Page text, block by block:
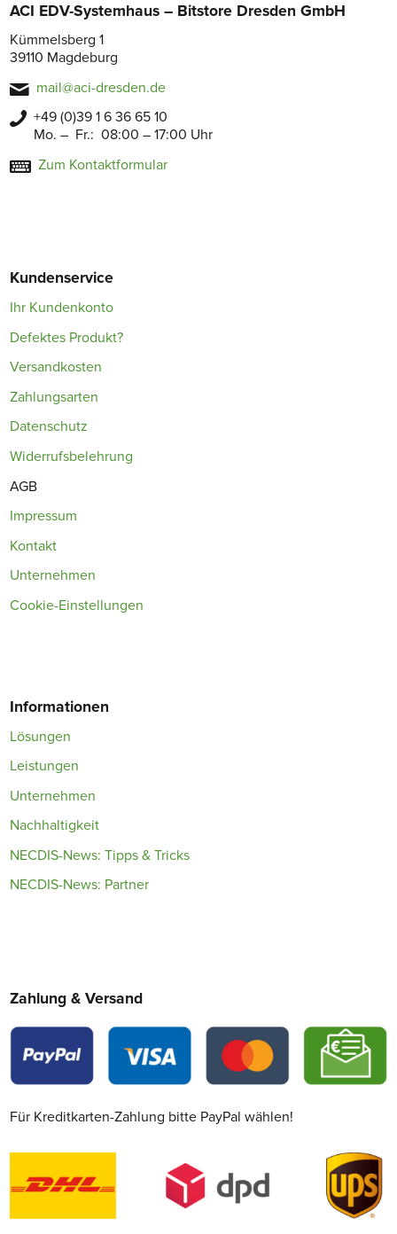
ACI EDV-Systemhaus – Bitstore Dresden GmbH
Kümmelsberg 1
39110 Magdeburg
mail@aci-dresden.de
+49 (0)39 1 6 36 65 10
Mo. – Fr.: 08:00 – 17:00 Uhr
Zum Kontaktformular
Kundenservice
Ihr Kundenkonto
Defektes Produkt?
Versandkosten
Zahlungsarten
Datenschutz
Widerrufsbelehrung
AGB
Impressum
Kontakt
Unternehmen
Cookie-Einstellungen
Informationen
Lösungen
Leistungen
Unternehmen
Nachhaltigkeit
NECDIS-News: Tipps & Tricks
NECDIS-News: Partner
Zahlung & Versand
Für Kreditkarten-Zahlung bitte PayPal wählen!